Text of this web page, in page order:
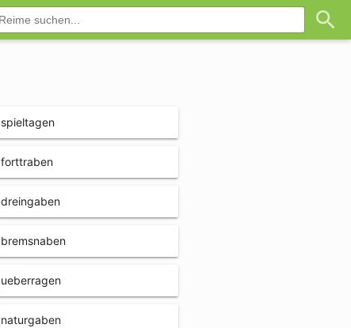
spieltagen
forttraben
dreingaben
bremsnaben
ueberragen
naturgaben